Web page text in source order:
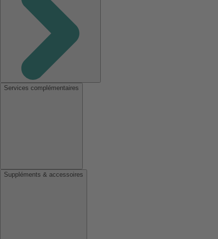
Services complémentaires
Suppléments & accessoires